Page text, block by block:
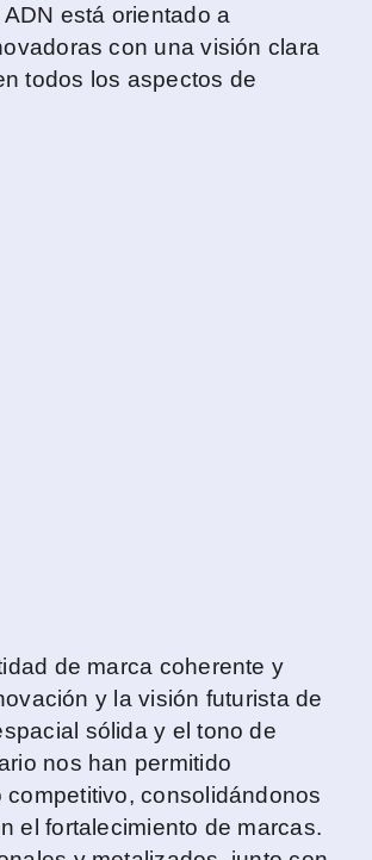
está orientado a
con una visión clara
todos los aspectos de
de marca coherente y
y la visión futurista de
sólida y el tono de
nos han permitido
consolidándonos
el fortalecimiento de marcas.